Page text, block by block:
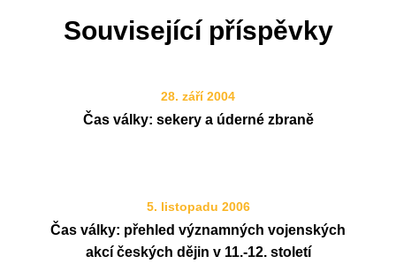
Související příspěvky
28. září 2004
Čas války: sekery a úderné zbraně
5. listopadu 2006
Čas války: přehled významných vojenských
akcí českých dějin v 11.-12. století